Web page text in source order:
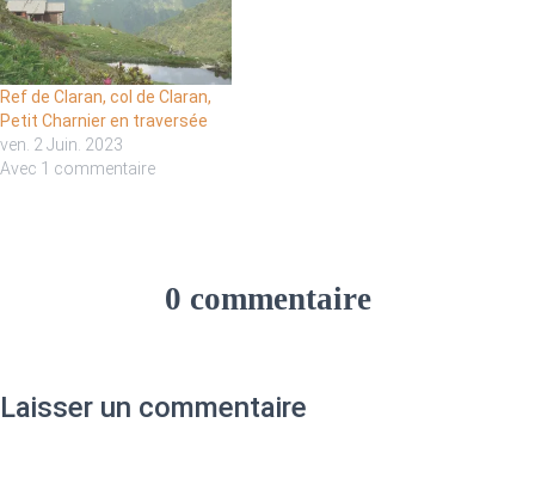
Ref de Claran, col de Claran,
Petit Charnier en traversée
ven. 2 Juin. 2023
Avec 1 commentaire
0 commentaire
Laisser un commentaire